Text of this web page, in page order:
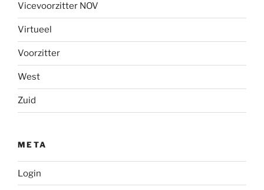
Vicevoorzitter NOV
Virtueel
Voorzitter
West
Zuid
META
Login